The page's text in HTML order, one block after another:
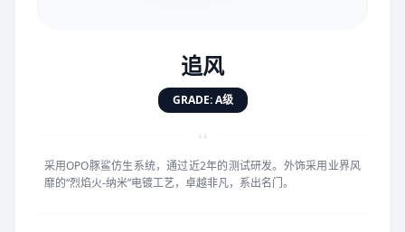
追风
GRADE: A级
“
采用OPO豚鲨仿生系统，通过近2年的测试研发。外饰采用业界风
靡的“烈焰火-纳米”电镀工艺，卓越非凡，系出名门。
★★★★★★
手感 5.0分